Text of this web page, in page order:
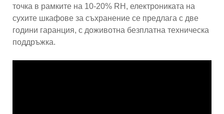
точка в рамките на 10-20% RH, електрониката на
сухите шкафове за съхранение се предлага с две
години гаранция, с доживотна безплатна техническа
поддръжка.